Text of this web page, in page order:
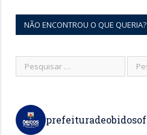
NÃO ENCONTROU O QUE QUERIA?
prefeituradeobidosof